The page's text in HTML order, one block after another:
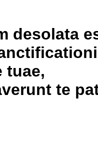
desolata
tuae,
te